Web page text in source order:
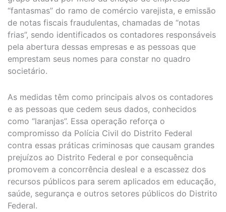
“fantasmas” do ramo de comércio varejista, e emissão
de notas fiscais fraudulentas, chamadas de “notas
frias”, sendo identificados os contadores responsáveis
pela abertura dessas empresas e as pessoas que
emprestam seus nomes para constar no quadro
societário.
As medidas têm como principais alvos os contadores
e as pessoas que cedem seus dados, conhecidos
como “laranjas”. Essa operação reforça o
compromisso da Polícia Civil do Distrito Federal
contra essas práticas criminosas que causam grandes
prejuízos ao Distrito Federal e por consequência
promovem a concorrência desleal e a escassez dos
recursos públicos para serem aplicados em educação,
saúde, segurança e outros setores públicos do Distrito
Federal.